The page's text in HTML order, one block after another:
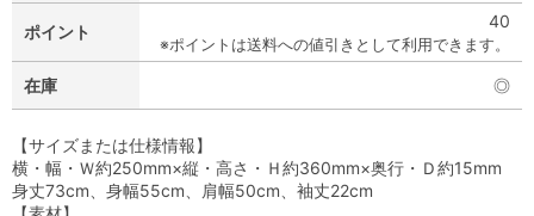
ポイント
40
※ポイントは送料への値引きとして利用できます。
在庫 ◎
【サイズまたは仕様情報】
横・幅・Ｗ約250mm×縦・高さ・Ｈ約360mm×奥行・Ｄ約15mm
身丈73cm、身幅55cm、肩幅50cm、袖丈22cm